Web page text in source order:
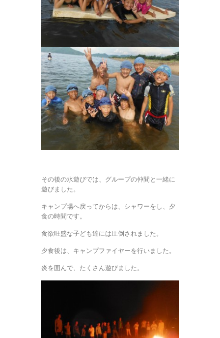
その後の水遊びでは、グループの仲間と一緒に
遊びました。
キャンプ場へ戻ってからは、シャワーをし、夕
食の時間です。
食欲旺盛な子ども達には圧倒されました。
夕食後は、キャンプファイヤーを行いました。
炎を囲んで、たくさん遊びました。